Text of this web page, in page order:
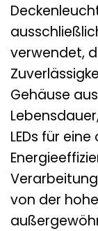
verwendet,
Gehäuse
LEDs für
von der